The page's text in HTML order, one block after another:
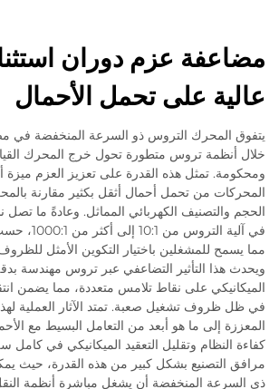
مضاعفة عزم دوران
عالية على تحمل الأحمال
يتفوق المحرك التروس ذو السرعة المنخفضة في
خلال أنظمة تروس متطورة تحول خرج المحرك
ومحكومة. تمثل هذه القدرة على تعزيز العزم
المحركات من تحمل أحمال أثقل بكثير مقارنة
الحجم والتصنيف الكهربائي المماثل. وعادةً ما تصل
في آلية
مما يسمح للمشغلين باختيار التكوين الأمثل
ويحدث هذا التأثير التضاعفي عبر تروس مهندسة
الميكانيكي على نقاط تلامس متعددة، مما يضمن
في ظل ظروف تشغيل صعبة. تمتد الآثار العملية
المعززة إلى ما هو أبعد من التعامل البسيط مع
كفاءة النظام وتقليل التعقيد الميكانيكي في كامل
مرافق التصنيع بشكل كبير من هذه القدرة، حيث
ذي السرعة المنخفضة أن يشغل مباشرة أنظمة النقل